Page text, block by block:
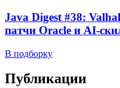
Java Digest #38:
патчи Oracle и AI-
В подборку
Публикации